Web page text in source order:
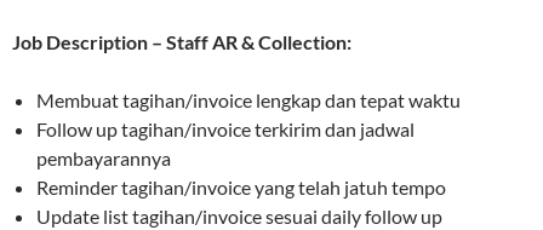
Job Description – Staff AR & Collection:
Membuat tagihan/invoice lengkap dan tepat waktu
Follow up tagihan/invoice terkirim dan jadwal
pembayarannya
Reminder tagihan/invoice yang telah jatuh tempo
Update list tagihan/invoice sesuai daily follow up